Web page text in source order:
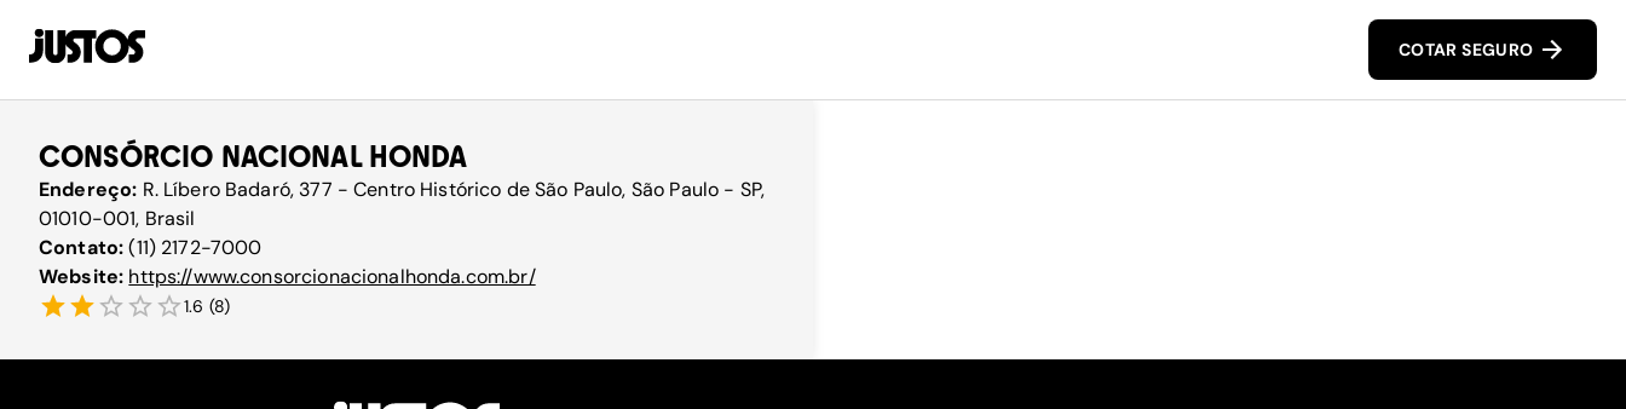
COTAR SEGURO
CONSÓRCIO NACIONAL HONDA
Endereço: R. Líbero Badaró, 377 - Centro Histórico de São Paulo, São Paulo - SP,
01010-001, Brasil
Contato:(11) 2172-7000
Website: https://www.consorcionacionalhonda.com.br/
1.6 (8)